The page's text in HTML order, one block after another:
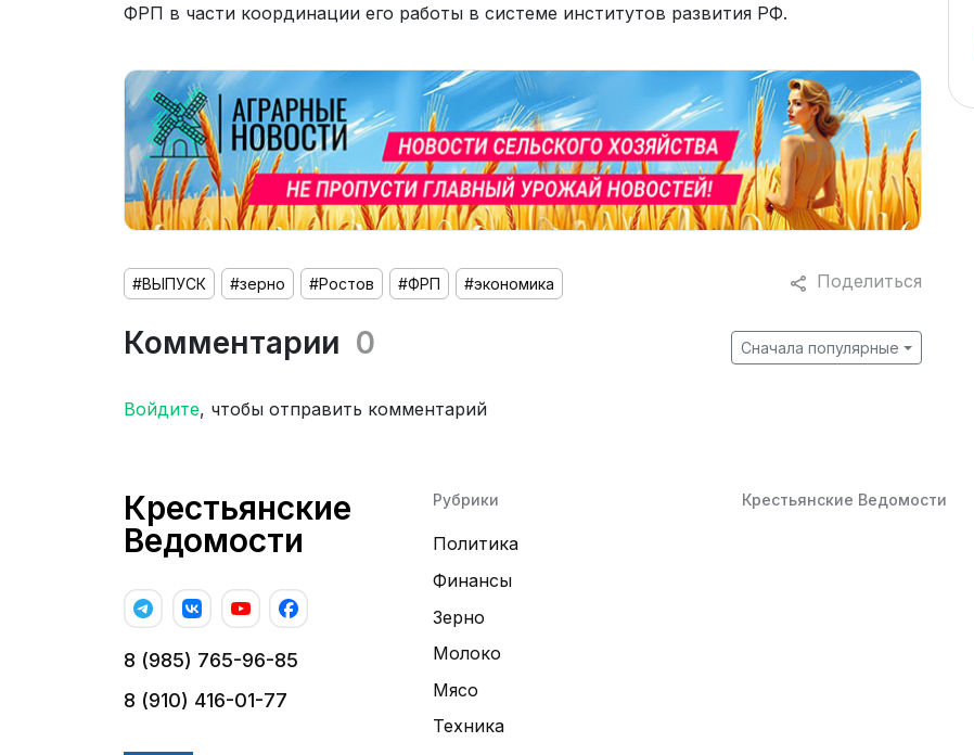
ФРП в части координации его работы в системе институтов развития РФ.
Поделиться
#ВЫПУСК #зерно #Ростов #ФРП #экономика
Комментарии 0 Сначала популярные
Войдите, чтобы отправить комментарий
Крестьянские
Ведомости
8 (985) 765-96-85
8 (910) 416-01-77
Рубрики
Политика
Финансы
Зерно
Молоко
Мясо
Техника
Крестьянские Ведомости